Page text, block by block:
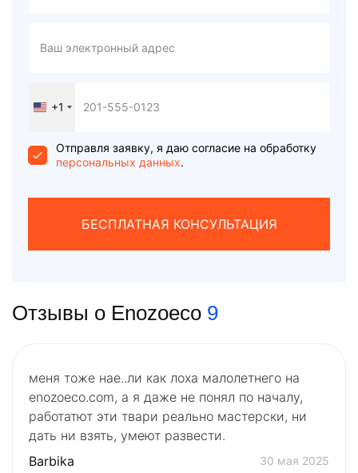
United
+1
+1
Отправля заявку, я даю согласие на обработку
персональных данных.
БЕСПЛАТНАЯ КОНСУЛЬТАЦИЯ
Отзывы о Enozoeco 9
меня тоже нае..ли как лоха малолетнего на
enozoeco.com, а я даже не понял по началу,
работатют эти твари реально мастерски, ни
дать ни взять, умеют развести.
Barbika
30 мая 2025